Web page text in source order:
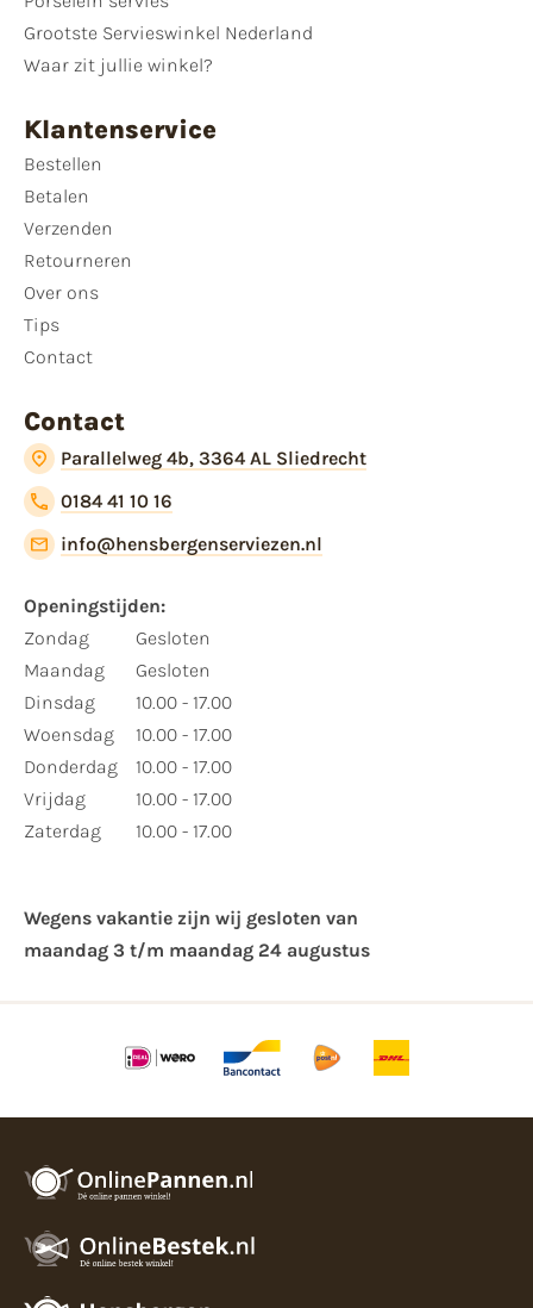
Grootste Servieswinkel Nederland
Waar zit jullie winkel?
Klantenservice
Bestellen
Betalen
Verzenden
Retourneren
Over ons
Tips
Contact
Contact
Parallelweg 4b, 3364 AL Sliedrecht
0184 41 10 16
info@hensbergenserviezen.nl
Openingstijden:
Zondag
Maandag
Dinsdag
Woensdag
Donderdag
Vrijdag
Zaterdag
Gesloten
Gesloten
10.00 - 17.00
10.00 - 17.00
10.00 - 17.00
10.00 - 17.00
10.00 - 17.00
Wegens vakantie zijn wij gesloten van ​
maandag 3 t/m maandag 24 augustus